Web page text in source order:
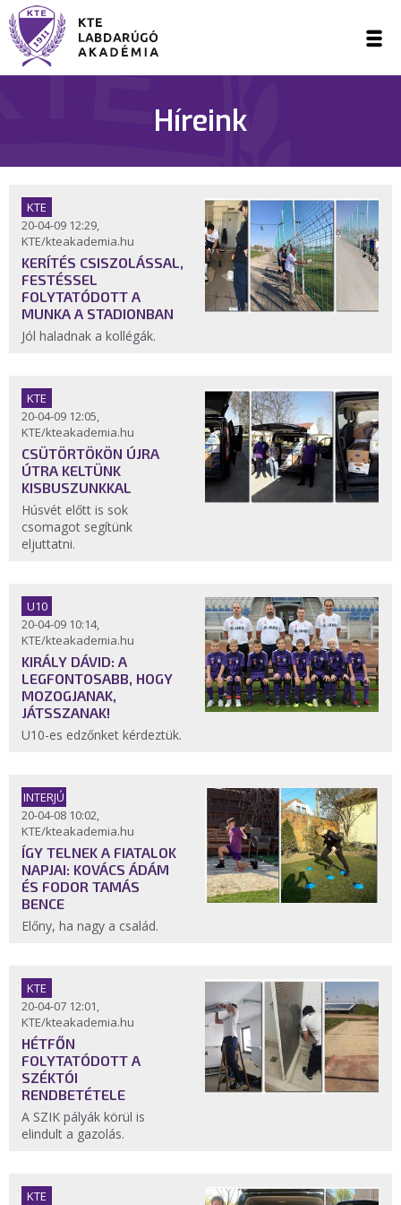
Híreink
KTE
20-04-09 12:29,
KTE/kteakademia.hu
KERÍTÉS CSISZOLÁSSAL,
FESTÉSSEL
FOLYTATÓDOTT A
MUNKA A STADIONBAN
Jól haladnak a kollégák.
KTE
20-04-09 12:05,
KTE/kteakademia.hu
CSÜTÖRTÖKÖN ÚJRA
ÚTRA KELTÜNK
KISBUSZUNKKAL
Húsvét előtt is sok
csomagot segítünk
eljuttatni.
U10
20-04-09 10:14,
KTE/kteakademia.hu
KIRÁLY DÁVID: A
LEGFONTOSABB, HOGY
MOZOGJANAK,
JÁTSSZANAK!
U10-es edzőnket kérdeztük.
INTERJÚ
20-04-08 10:02,
KTE/kteakademia.hu
ÍGY TELNEK A FIATALOK
NAPJAI: KOVÁCS ÁDÁM
ÉS FODOR TAMÁS
BENCE
Előny, ha nagy a család.
KTE
20-04-07 12:01,
KTE/kteakademia.hu
HÉTFŐN
FOLYTATÓDOTT A
SZÉKTÓI
RENDBETÉTELE
A SZIK pályák körül is
elindult a gazolás.
KTE